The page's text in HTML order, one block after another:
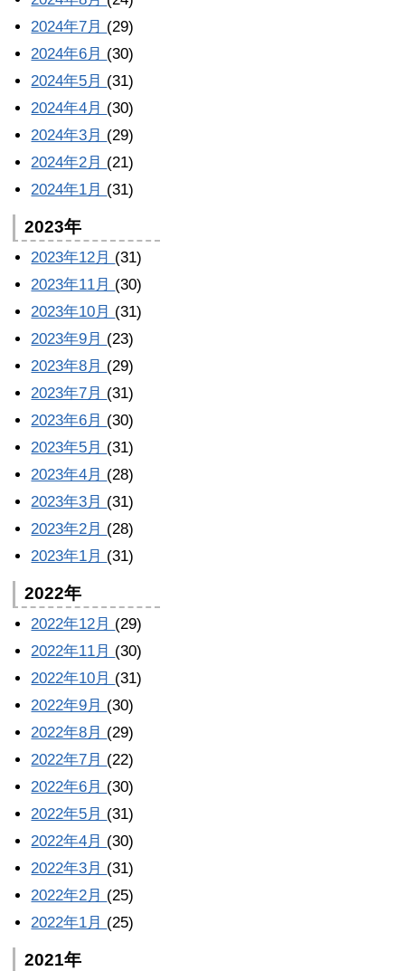
2024年7月 (29)
2024年6月 (30)
2024年5月 (31)
2024年4月 (30)
2024年3月 (29)
2024年2月 (21)
2024年1月 (31)
2023年
2023年12月 (31)
2023年11月 (30)
2023年10月 (31)
2023年9月 (23)
2023年8月 (29)
2023年7月 (31)
2023年6月 (30)
2023年5月 (31)
2023年4月 (28)
2023年3月 (31)
2023年2月 (28)
2023年1月 (31)
2022年
2022年12月 (29)
2022年11月 (30)
2022年10月 (31)
2022年9月 (30)
2022年8月 (29)
2022年7月 (22)
2022年6月 (30)
2022年5月 (31)
2022年4月 (30)
2022年3月 (31)
2022年2月 (25)
2022年1月 (25)
2021年